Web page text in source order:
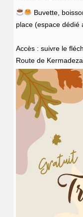
Buvette,
place (espace dédié
Accès : suivre le
Route de